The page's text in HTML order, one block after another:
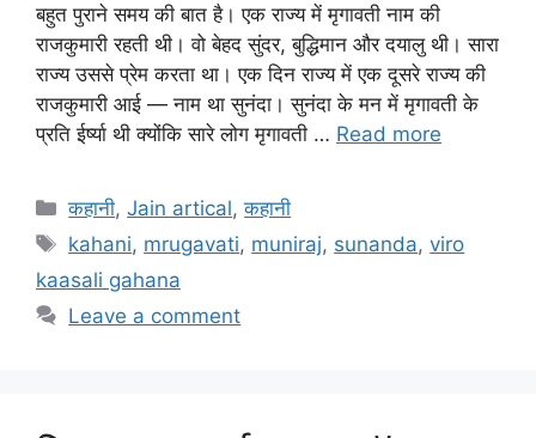
बहुत पुराने समय की बात है। एक राज्य में मृगावती नाम की
राजकुमारी रहती थी। वो बेहद सुंदर, बुद्धिमान और दयालु थी। सारा
राज्य उससे प्रेम करता था। एक दिन राज्य में एक दूसरे राज्य की
राजकुमारी आई — नाम था सुनंदा। सुनंदा के मन में मृगावती के
प्रति ईर्ष्या थी क्योंकि सारे लोग मृगावती … Read more
Categories
कहानी,Jain artical,कहानी
Tags
kahani, mrugavati, muniraj, sunanda,viro
kaasali gahana
Leave a comment